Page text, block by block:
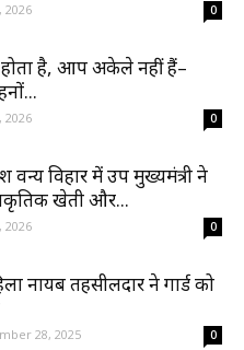
2026 0
है, आप अकेले नहीं हैं–
2026 0
वन्य विहार में उप मुख्यमंत्री ने
खेती और...
2026 0
नायब तहसीलदार ने गार्ड को
28, 2025 0